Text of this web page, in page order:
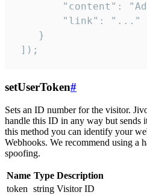
"content":
        "link": "..."
    }
]);
setUserToken#
Sets an ID number for the visitor.
handle this ID in any way but sends
this method you can identify your
Webhooks. We recommend using a
spoofing.
Name Type Description
token string Visitor ID